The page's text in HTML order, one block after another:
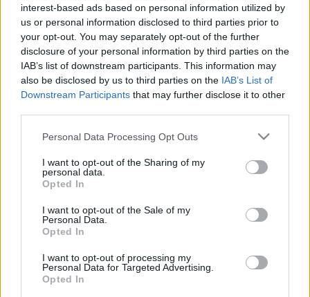
interest-based ads based on personal information utilized by
us or personal information disclosed to third parties prior to
your opt-out. You may separately opt-out of the further
disclosure of your personal information by third parties on the
IAB’s list of downstream participants. This information may
also be disclosed by us to third parties on the IAB’s List of
Downstream Participants that may further disclose it to other
Please note that this website/app uses one or more Google
not limited to your visit or usage behaviour. You may click to
grant or deny consent to Google and its third-party tags to
use your data for below specified purposes in below Google
consent section.
Personal Data Processing Opt Outs
I want to opt-out of the Sharing of my
personal data.
Opted In
I want to opt-out of the Sale of my
Personal Data.
Opted In
I want to opt-out of processing my
Personal Data for Targeted Advertising.
Opted In
A Kamaraszínházban szeptemberben Keszég László
rendezésében aBerzsián és Didekicímű mese, októberben
pedigAz üvegcipőcímű vígjáték lesz látható. Szabó Máté
Ivanoncímű színművet viszi színpadra jövő márciusban, a
készül, Kozma Attila rendezésében. A Játékszínben
szeptemberben a
meg a nézők, Rusznyák Gábor rendezésében, de a Szőcs
Artur rendezte
történettel készül a tánckedvelő közönségnek.
A szerelem
hatalma